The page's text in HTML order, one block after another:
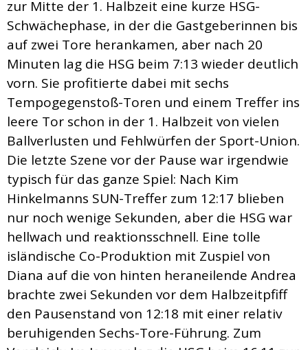
zur Mitte der 1. Halbzeit eine kurze HSG-
Schwächephase, in der die Gastgeberinnen bis
auf zwei Tore herankamen, aber nach 20
Minuten lag die HSG beim 7:13 wieder deutlich
vorn. Sie profitierte dabei mit sechs
Tempogegenstoß-Toren und einem Treffer ins
leere Tor schon in der 1. Halbzeit von vielen
Ballverlusten und Fehlwürfen der Sport-Union.
Die letzte Szene vor der Pause war irgendwie
typisch für das ganze Spiel: Nach Kim
Hinkelmanns SUN-Treffer zum 12:17 blieben
nur noch wenige Sekunden, aber die HSG war
hellwach und reaktionsschnell. Eine tolle
isländische Co-Produktion mit Zuspiel von
Diana auf die von hinten heraneilende Andrea
brachte zwei Sekunden vor dem Halbzeitpfiff
den Pausenstand von 12:18 mit einer relativ
beruhigenden Sechs-Tore-Führung. Zum